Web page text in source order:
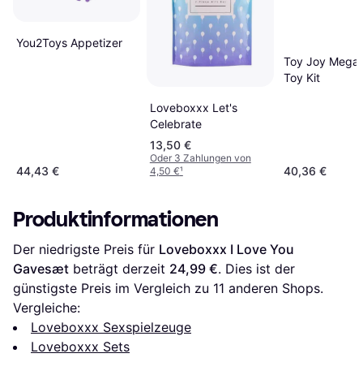
You2Toys Appetizer
44,43 €
Loveboxxx Let's
Celebrate
13,50 €
Oder 3 Zahlungen von
4,50 €¹
Toy Joy Mega
Toy Kit
40,36 €
Produktinformationen
Der niedrigste Preis für Loveboxxx I Love You
Gavesæt beträgt derzeit 24,99 €. Dies ist der
günstigste Preis im Vergleich zu 11 anderen Shops.
Vergleiche:
Loveboxxx Sexspielzeuge
Loveboxxx Sets